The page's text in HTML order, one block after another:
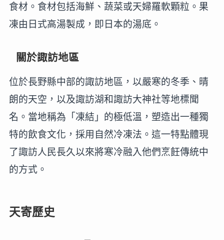
食材。食材包括海鮮、蔬菜或天婦羅軟顆粒。果
凍由日式高湯製成，即日本的湯底。
關於諏訪地區
位於長野縣中部的諏訪地區，以嚴寒的冬季、晴
朗的天空，以及諏訪湖和諏訪大神社等地標聞
名。當地稱為「凍結」的極低溫，塑造出一種獨
特的飲食文化，採用自然冷凍法。這一特點體現
了諏訪人民長久以來將寒冷融入他們烹飪傳統中
的方式。
天寄歷史